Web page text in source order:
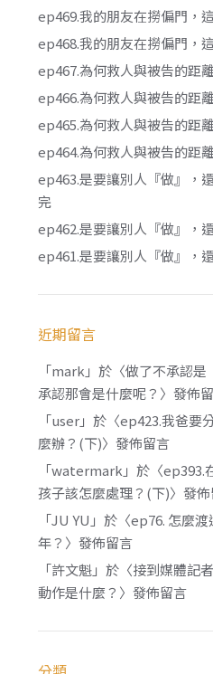
ep469.我的朋友在撈偏門，
ep468.我的朋友在撈偏門，
ep467.為何救人與被告的距
ep466.為何救人與被告的距
ep465.為何救人與被告的距
ep464.為何救人與被告的距
ep463.是要讓別人『做』，
完
ep462.是要讓別人『做』，
ep461.是要讓別人『做』，
近期留言
「mark」於〈做了不承認是
承認那會是什麼呢？ 〉發佈
「user」於〈ep423.我爸要
麼辦？(下)〉發佈留言
「watermark」於〈ep393.
孩子該怎麼處理？(下)〉發
「JU YU 」於〈ep76. 怎麼
年？ 〉發佈留言
「許文魁」於〈接到媒體記
動作是什麼？ 〉發佈留言